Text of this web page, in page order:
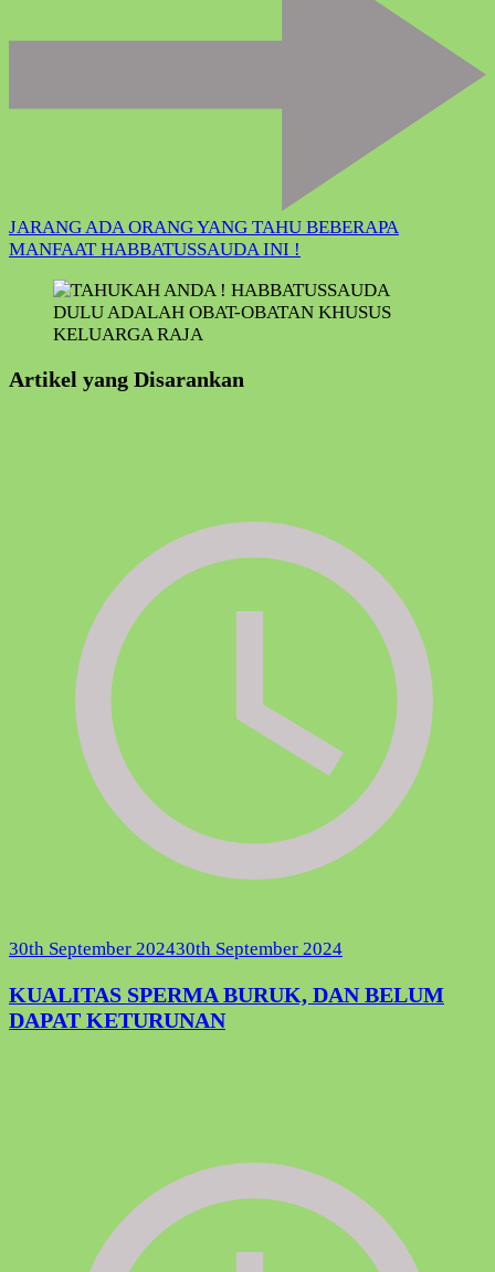
JARANG ADA ORANG YANG TAHU BEBERAPA
MANFAAT HABBATUSSAUDA INI !
Artikel yang Disarankan
30th September 202430th September 2024
KUALITAS SPERMA BURUK, DAN BELUM
DAPAT KETURUNAN